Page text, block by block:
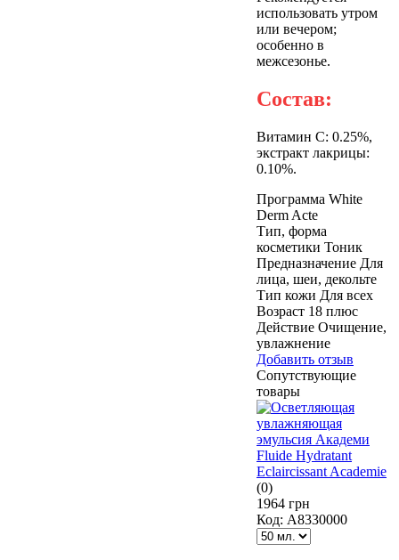
использовать утром
или вечером;
особенно в
межсезонье.
Состав:
Витамин С: 0.25%,
экстракт лакрицы:
0.10%.
Программа White
Derm Acte
Тип, форма
косметики Тоник
Предназначение Для
лица, шеи, декольте
Тип кожи Для всех
Возраст 18 плюс
Действие Очищение,
увлажнение
Добавить отзыв
Сопутствующие
товары
(0)
1964 грн
Код: А8330000